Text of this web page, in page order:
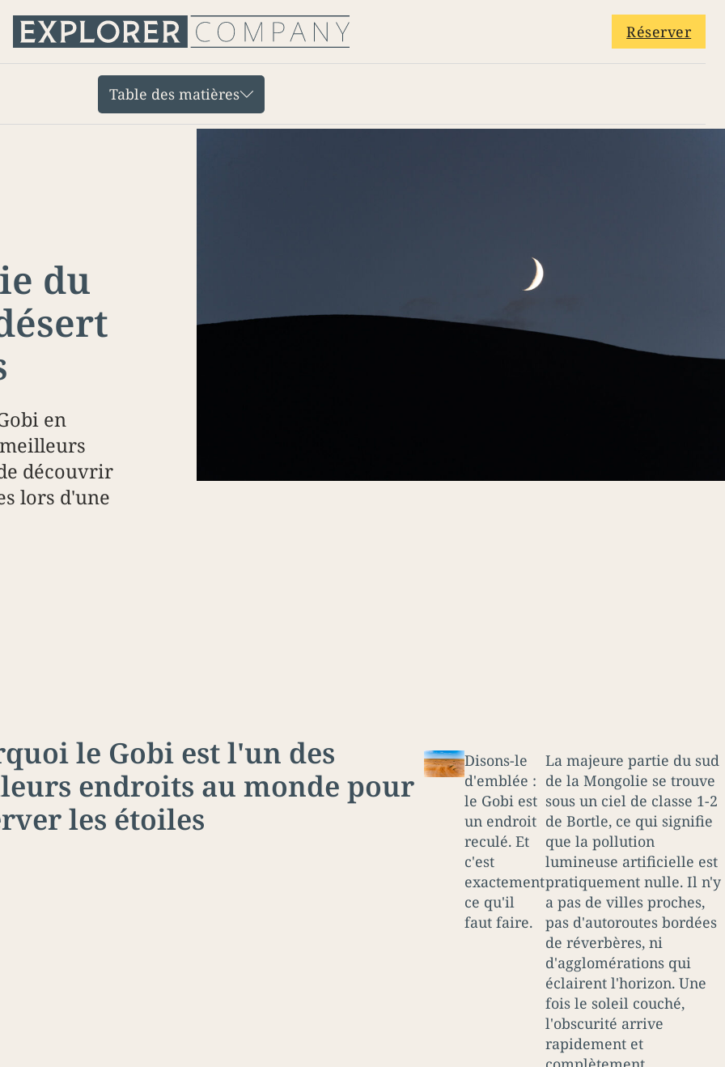
Réserver
Table des matières
du
en
découvrir
lors d'une
le Gobi est l'un des
endroits au monde pour
les étoiles
Disons-le
d'emblée :
le Gobi est
un endroit
reculé. Et
c'est
exactement
ce qu'il
faut faire.
La majeure partie du sud
de la Mongolie se trouve
sous un ciel de classe 1-2
de Bortle, ce qui signifie
que la pollution
lumineuse artificielle est
pratiquement nulle. Il n'y
a pas de villes proches,
pas d'autoroutes bordées
de réverbères, ni
d'agglomérations qui
éclairent l'horizon. Une
fois le soleil couché,
l'obscurité arrive
rapidement et